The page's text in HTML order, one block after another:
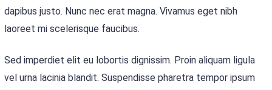
dapibus justo. Nunc nec erat magna. Vivamus eget nibh
laoreet mi scelerisque faucibus.
Sed imperdiet elit eu lobortis dignissim. Proin aliquam ligula
vel urna lacinia blandit. Suspendisse pharetra tempor ipsum